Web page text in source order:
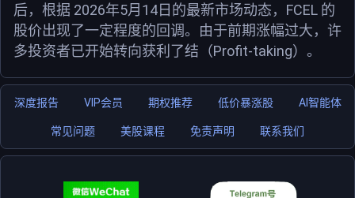
后，根据 2026年5月 14 日 的最新市场动态， FCEL 的
股价出现了一定程度的回调。由于前期涨幅过大，许
多投资者已开始转向获利了结（Profit-taking）。
深度报告 VIP会员 期权推荐 低价暴涨股 AI智能体
常见问题 美股课程 免责声明 联系我们